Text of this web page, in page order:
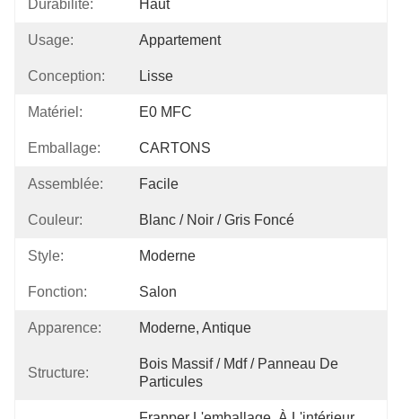
Durabilité: Haut
Usage: Appartement
Conception: Lisse
Matériel: E0 MFC
Emballage: CARTONS
Assemblée: Facile
Couleur: Blanc / Noir / Gris Foncé
Style: Moderne
Fonction: Salon
Apparence: Moderne, Antique
Structure:
Bois Massif / Mdf / Panneau De
Particules